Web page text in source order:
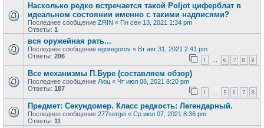
Насколько редко встречается такой Poljot циферблат в
идеальном состоянии именно с такими надписями?
Последнее сообщение ZRIN « Пн сен 13, 2021 1:34 pm
Ответы: 1
вся оружейная рать...
Последнее сообщение egoregorov « Вт авг 31, 2021 2:41 pm
Ответы: 206 1 … 6 7 8 9
Все механизмы П.Буре (составляем обзор)
Последнее сообщение Люц « Чт июл 08, 2021 8:20 pm
Ответы: 187 1 … 5 6 7 8
Предмет: Секундомер. Класс редкость: Легендарный.
Последнее сообщение 277sergei « Ср июл 07, 2021 8:36 pm
Ответы: 11